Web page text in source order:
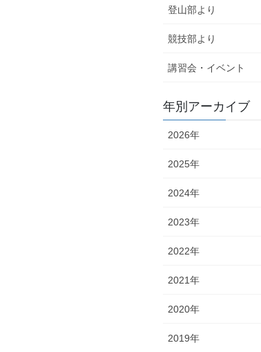
登山部より
競技部より
講習会・イベント
年別アーカイブ
2026年
2025年
2024年
2023年
2022年
2021年
2020年
2019年